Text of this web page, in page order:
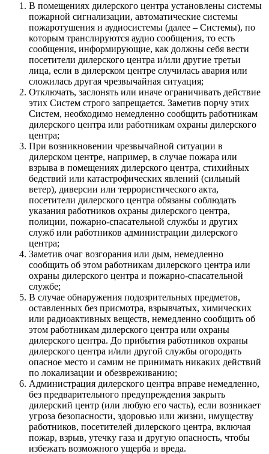
В помещениях дилерского центра установлены системы
пожарной сигнализации, автоматические системы
пожаротушения и аудиосистемы (далее – Системы), по
которым транслируются аудио сообщения, то есть
сообщения, информирующие, как должны себя вести
посетители дилерского центра и/или другие третьи
лица, если в дилерском центре случилась авария или
сложилась другая чрезвычайная ситуация;
Отключать, заслонять или иначе ограничивать действие
этих Систем строго запрещается. Заметив порчу этих
Систем, необходимо немедленно сообщить работникам
дилерского центра или работникам охраны дилерского
центра;
При возникновении чрезвычайной ситуации в
дилерском центре, например, в случае пожара или
взрыва в помещениях дилерского центра, стихийных
бедствий или катастрофических явлений (сильный
ветер), диверсии или террористического акта,
посетители дилерского центра обязаны соблюдать
указания работников охраны дилерского центра,
полиции, пожарно-спасательной службы и других
служб или работников администрации дилерского
центра;
Заметив очаг возгорания или дым, немедленно
сообщить об этом работникам дилерского центра или
охраны дилерского центра и пожарно-спасательной
службе;
В случае обнаружения подозрительных предметов,
оставленных без присмотра, взрывчатых, химических
или радиоактивных веществ, немедленно сообщить об
этом работникам дилерского центра или охраны
дилерского центра. До прибытия работников охраны
дилерского центра и/или другой службы огородить
опасное место и самим не принимать никаких действий
по локализации и обезвреживанию;
Администрация дилерского центра вправе немедленно,
без предварительного предупреждения закрыть
дилерский центр (или любую его часть), если возникает
угроза безопасности, здоровью или жизни, имуществу
работников, посетителей дилерского центра, включая
пожар, взрыв, утечку газа и другую опасность, чтобы
избежать возможного ущерба и вреда.